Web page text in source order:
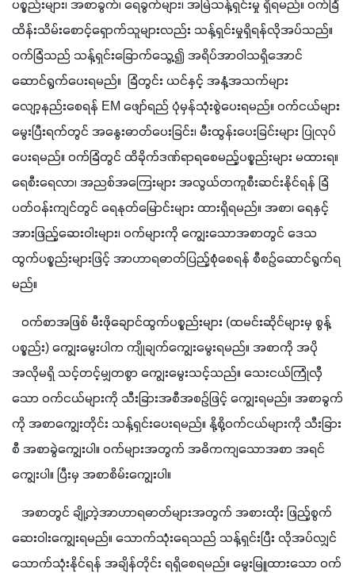
ပစ္စည်းများ၊ အစာခွက်၊ ရေခွက်များ၊ အမြဲသန့်ရှင်းမှု ရှိရမည်။ ဝက်ခြံ
ထိန်းသိမ်းစောင့်ရှောက်သူများလည်း သန့်ရှင်းမှုရှိရန်လိုအပ်သည်။
ဝက်ခြံသည် သန့်ရှင်းခြောက်သွေ့၍ အရိပ်အာဝါသရှိအောင်
ဆောင်ရွက်ပေးရမည်။  ခြံတွင်း ယင်နှင့် အနံ့အသက်များ
လျော့နည်းစေရန် EM ဖျော်ရည် ပုံမှန်သုံးစွဲပေးရမည်။ ဝက်ငယ်များ
မွေးပြီးရက်တွင် အနွေးဓာတ်ပေးခြင်း၊ မီးထွန်းပေးခြင်းများ ပြုလုပ်
ပေးရမည်။ ဝက်ခြံတွင် ထိခိုက်ဒဏ်ရာရစေမည့်ပစ္စည်းများ မထားရ။
ရေစီးရေလာ၊ အညစ်အကြေးများ အလွယ်တကူစီးဆင်းနိုင်ရန် ခြံ
ပတ်ဝန်းကျင်တွင် ရေနုတ်မြောင်းများ ထားရှိရမည်။ အစာ၊ ရေနှင့်
အားဖြည့်ဆေးဝါးများ၊ ဝက်များကို ကျွေးသောအစာတွင် ဒေသ
ထွက်ပစ္စည်းများဖြင့် အာဟာရဓာတ်ပြည့်စုံစေရန် စီစဉ်ဆောင်ရွက်ရ
မည်။
ဝက်စာအဖြစ် မီးဖိုချောင်ထွက်ပစ္စည်းများ (ထမင်းဆိုင်များမှ စွန့်
ပစ္စည်း) ကျွေးမွေးပါက ကျိုချက်ကျွေးမွေးရမည်။ အစာကို အပို
အလိုမရှိ သင့်တင့်မျှတစွာ ကျွေးမွေးသင့်သည်။ သေးငယ်ကြုံလှီ
သော ဝက်ငယ်များကို သီးခြားအစီအစဉ်ဖြင့် ကျွေးရမည်။ အစာခွက်
ကို အစာကျွေးတိုင်း သန့်ရှင်းပေးရမည်။ နို့စို့ဝက်ငယ်များကို သီးခြား
စီ အစာခွဲကျွေးပါ။ ဝက်များအတွက် အဓိကကျသောအစာ အရင်
ကျွေးပါ။ ပြီးမှ အစာစိမ်းကျွေးပါ။
အစာတွင် ချို့တဲ့အာဟာရဓာတ်များအတွက် အစားထိုး ဖြည့်စွက်
ဆေးဝါးကျွေးရမည်။ သောက်သုံးရေသည် သန့်ရှင်းပြီး လိုအပ်လျှင်
သောက်သုံးနိုင်ရန် အချိန်တိုင်း ရရှိစေရမည်။ မွေးမြူထားသော ဝက်